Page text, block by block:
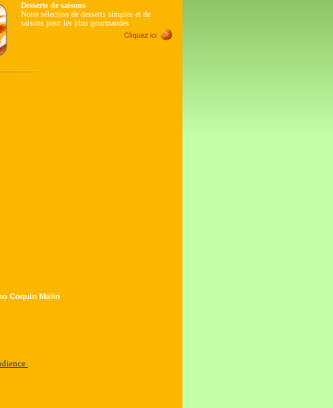
Desserts de saisons
Notre sélection de desserts simples et de
saisons pour les plus gourmandes
Coquin Malin